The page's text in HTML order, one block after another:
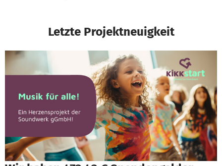
Letzte Projektneuigkeit